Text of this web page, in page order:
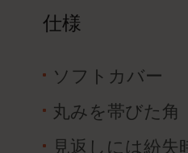
仕様
ソフトカバー
丸みを帯びた角
見返しには紛失